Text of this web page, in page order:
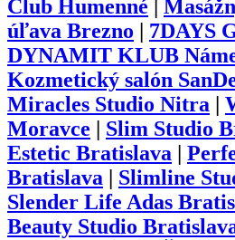
Club Humenné
úľava Brezno
7DAYS
DYNAMIT KLUB
Kozmetický salón
Miracles Studio Nitra
Moravce
Slim Studio
Estetic Bratislava
Bratislava
Slimline
Slender Life Adas
Beauty Studio